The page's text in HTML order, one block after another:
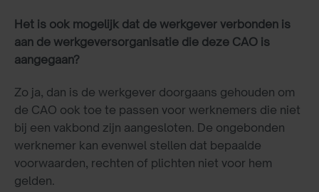
Het is ook mogelijk dat de werkgever verbonden is
aan de werkgeversorganisatie die deze CAO is
aangegaan?
Zo ja, dan is de werkgever doorgaans gehouden om
de CAO ook toe te passen voor werknemers die niet
bij een vakbond zijn aangesloten. De ongebonden
werknemer kan evenwel stellen dat bepaalde
voorwaarden, rechten of plichten niet voor hem
gelden.